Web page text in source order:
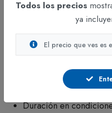
Opción de plantilla
Diseño orientado a
Estabilidad durante el
Duración en
Todos los precios
ya
El precio que ves es